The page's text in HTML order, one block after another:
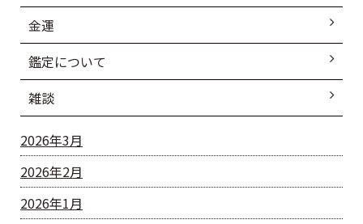
金運
鑑定について
雑談
2026年3月
2026年2月
2026年1月